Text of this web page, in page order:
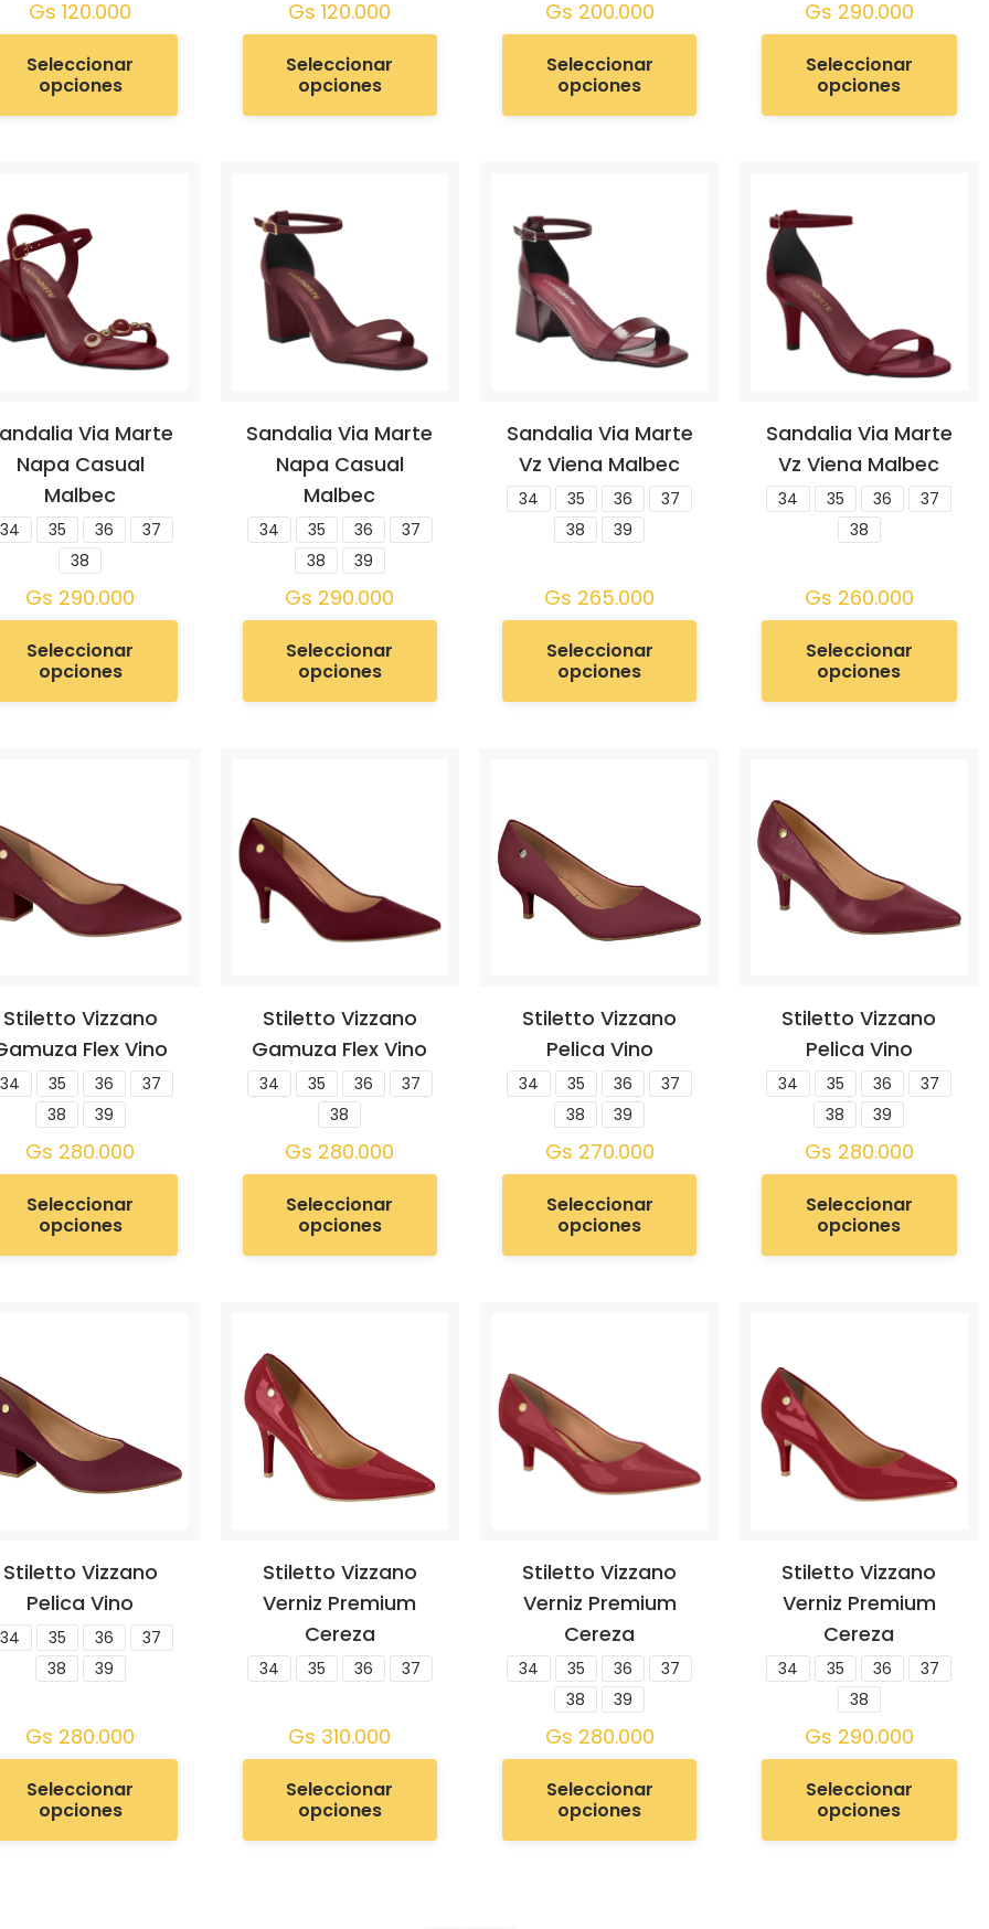
Gs 120.000
Seleccionar
opciones
Gs 120.000
Seleccionar
opciones
Gs 200.000
Seleccionar
opciones
Gs 290.000
Seleccionar
opciones
Via Marte
Napa Casual
Malbec
34 35 36
37
38
Gs 290.000
Seleccionar
opciones
Sandalia Via Marte
Napa Casual
Malbec
34 35 36
37
38
39
Gs 290.000
Seleccionar
opciones
Sandalia Via Marte
Vz Viena Malbec
34 35 36
37
38
39
Gs 265.000
Seleccionar
opciones
Sandalia Via Marte
Vz Viena Malbec
34 35 36
37
38
Gs 260.000
Seleccionar
opciones
Stiletto Vizzano
Flex Vino
34 35 36
37
38
39
Gs 280.000
Seleccionar
opciones
Stiletto Vizzano
Gamuza Flex Vino
34 35 36
37
38
Gs 280.000
Seleccionar
opciones
Stiletto Vizzano
Pelica Vino
34 35 36
37
38
39
Gs 270.000
Seleccionar
opciones
Stiletto Vizzano
Pelica Vino
34 35 36
37
38
39
Gs 280.000
Seleccionar
opciones
Stiletto Vizzano
Pelica Vino
34 35 36
37
38
39
Gs 280.000
Seleccionar
opciones
Stiletto Vizzano
Verniz Premium
Cereza
34 35 36 37
Gs 310.000
Seleccionar
opciones
Stiletto Vizzano
Verniz Premium
Cereza
34 35 36
37
38
39
Gs 280.000
Seleccionar
opciones
Stiletto Vizzano
Verniz Premium
Cereza
34 35 36
37
38
Gs 290.000
Seleccionar
opciones